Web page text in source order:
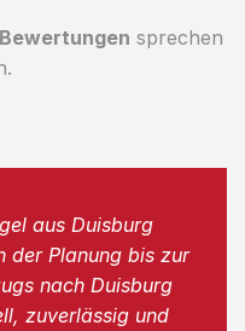
sprechen
aus Duisburg
der Planung bis zur
nach Duisburg
zuverlässig und